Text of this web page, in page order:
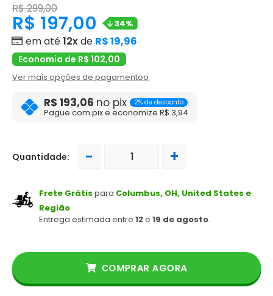
R$ 299,00
R$ 197,00 34%
em até12xde R$ 19,96
Economia de R$ 102,00
Ver mais opções de pagamentoo
R$ 193,06 no pix 2% de desconto
Pague com pix e economize R$ 3,94
Quantidade: - +
Frete Grátis para Columbus, OH, United States e
Região
Entrega estimada entre 12e 19 de agosto.
COMPRAR AGORA